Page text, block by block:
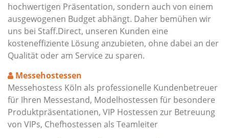
hochwertigen Präsentation, sondern auch von einem
ausgewogenen Budget abhängt. Daher bemühen wir
uns bei Staff.Direct, unseren Kunden eine
kosteneffiziente Lösung anzubieten, ohne dabei an der
Qualität oder am Service zu sparen.
Messehostessen
Messehostess Köln als professionelle Kundenbetreuer
für Ihren Messestand, Modelhostessen für besondere
Produktpräsentationen, VIP Hostessen zur Betreuung
von VIPs, Chefhostessen als Teamleiter